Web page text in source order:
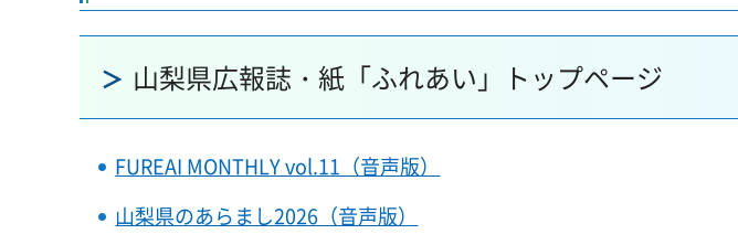
山梨県広報誌・紙「ふれあい」トップページ
FUREAI MONTHLY vol.11（音声版）
山梨県のあらまし2026（音声版）